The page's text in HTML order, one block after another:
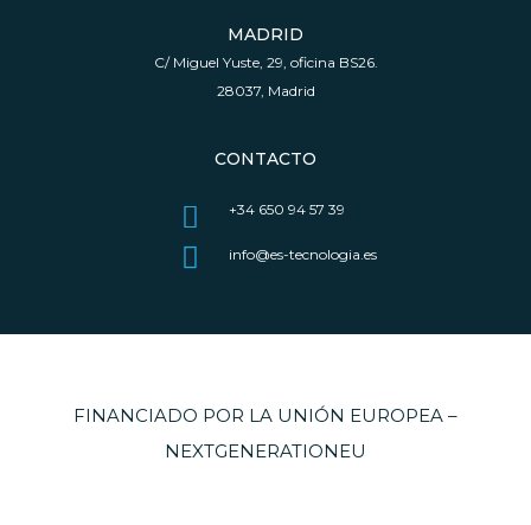
MADRID
C/ Miguel Yuste, 29, oficina BS26.
28037, Madrid
CONTACTO
+34 650 94 57 39
info@es-tecnologia.es
FINANCIADO POR LA UNIÓN EUROPEA –
NEXTGENERATIONEU